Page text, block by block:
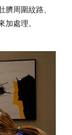
臍周圍紋路、
加處理。